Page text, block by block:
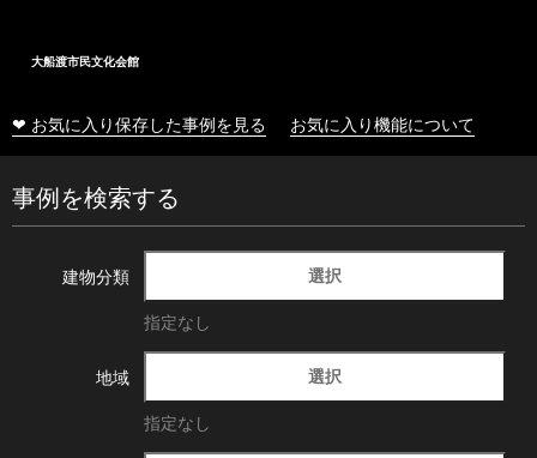
大船渡市民文化会館
❤ お気に入り保存した事例を見る お気に入り機能について
事例を検索する
建物分類 選択
指定なし
地域 選択
指定なし